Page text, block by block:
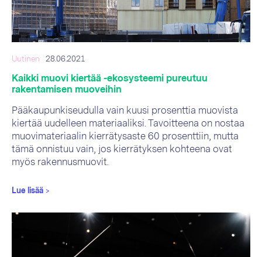
Uutinen 28.06.2021
Kaikki muovi kiertää -ekosysteemi pureutuu
rakentamisen muoveihin
Pääkaupunkiseudulla vain kuusi prosenttia muovista
kiertää uudelleen materiaaliksi. Tavoitteena on nostaa
muovimateriaalin kierrätysaste 60 prosenttiin, mutta
tämä onnistuu vain, jos kierrätyksen kohteena ovat
myös rakennusmuovit.
Lue lisää >